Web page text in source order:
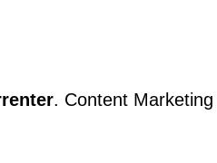
. Content